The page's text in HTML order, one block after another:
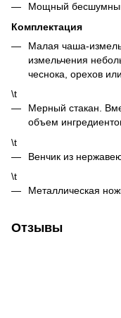
Мощный
Комплектация
Малая чаша-
измельчения
чеснока, орехов
\t
Мерный стакан.
объем
\t
Венчик из
\t
Металлическая
Отзывы